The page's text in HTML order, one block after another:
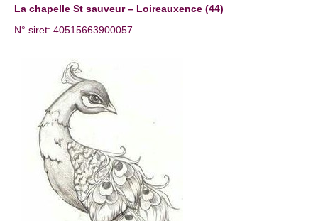
La chapelle St sauveur – Loireauxence (44)
N° siret: 40515663900057